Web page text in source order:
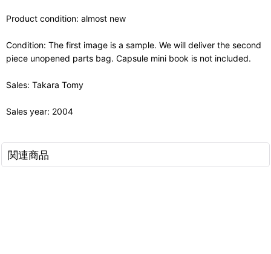
Product condition: almost new
Condition: The first image is a sample. We will deliver the second
piece unopened parts bag. Capsule mini book is not included.
Sales: Takara Tomy
Sales year: 2004
関連商品